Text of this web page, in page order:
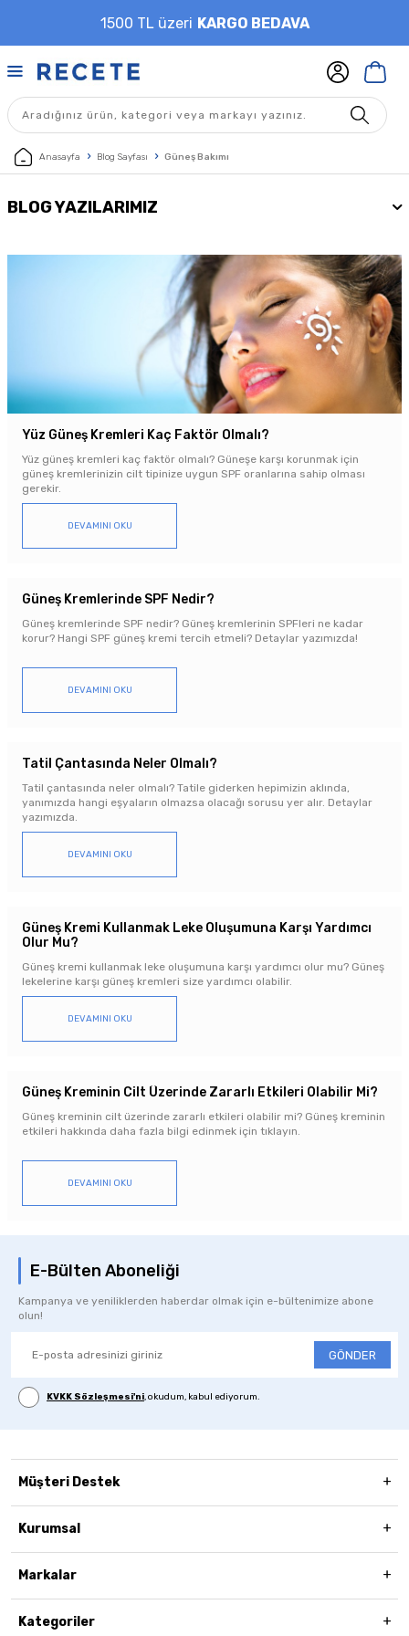
1500 TL üzeri KARGO BEDAVA
Anasayfa Blog Sayfası Güneş Bakımı
BLOG YAZILARIMIZ
Yüz Güneş Kremleri Kaç Faktör Olmalı?
Yüz güneş kremleri kaç faktör olmalı? Güneşe karşı korunmak için
güneş kremlerinizin cilt tipinize uygun SPF oranlarına sahip olması
gerekir.
DEVAMINI OKU
Güneş Kremlerinde SPF Nedir?
Güneş kremlerinde SPF nedir? Güneş kremlerinin SPFleri ne kadar
korur? Hangi SPF güneş kremi tercih etmeli? Detaylar yazımızda!
DEVAMINI OKU
Tatil Çantasında Neler Olmalı?
Tatil çantasında neler olmalı? Tatile giderken hepimizin aklında,
yanımızda hangi eşyaların olmazsa olacağı sorusu yer alır. Detaylar
yazımızda.
DEVAMINI OKU
Güneş Kremi Kullanmak Leke Oluşumuna Karşı Yardımcı
Olur Mu?
Güneş kremi kullanmak leke oluşumuna karşı yardımcı olur mu? Güneş
lekelerine karşı güneş kremleri size yardımcı olabilir.
DEVAMINI OKU
Güneş Kreminin Cilt Üzerinde Zararlı Etkileri Olabilir Mi?
Güneş kreminin cilt üzerinde zararlı etkileri olabilir mi? Güneş kreminin
etkileri hakkında daha fazla bilgi edinmek için tıklayın.
DEVAMINI OKU
E-Bülten Aboneliği
Kampanya ve yeniliklerden haberdar olmak için e-bültenimize abone
olun!
GÖNDER
KVKK Sözleşmesi'ni, okudum, kabul ediyorum.
Müşteri Destek
Kurumsal
Markalar
Kategoriler